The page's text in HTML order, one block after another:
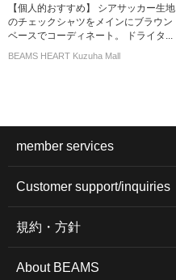
【個人的おすすめ】 シアサッカー生地
のチェックシャツをメインにブラウン
ベースでコーディネート。 ドライタ...
BEAMS HEART Kuzuha Mall
member services
Customer support/inquiries
規約・方針
About BEAMS